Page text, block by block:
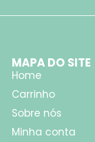
MAPA DO SITE
Home
Carrinho
Sobre nós
Minha conta